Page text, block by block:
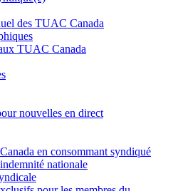
des TUAC Canada
TUAC Canada
nouvelles en direct
en consommant syndiqué
nationale